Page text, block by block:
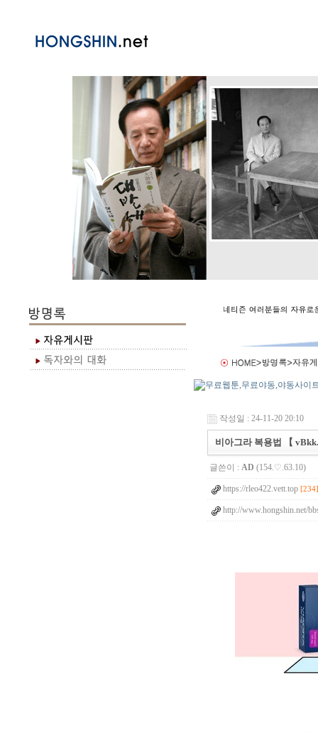
작성일 : 24-11-20 20:10
비아그라 복용법 【
글쓴이 : AD (154.♡.63.10)
https://rleo422.vett.top [234]
http://www.hongshin.net/